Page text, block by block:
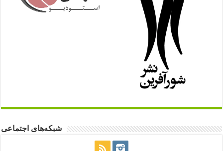
شبکه‌های اجتماعی